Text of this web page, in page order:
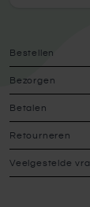
Bestellen
Bezorgen
Betalen
Retourneren
Veelgestelde